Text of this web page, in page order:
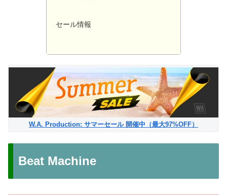
セール情報
W.A. Production: サマーセール 開催中（最大97%OFF）
Beat Machine